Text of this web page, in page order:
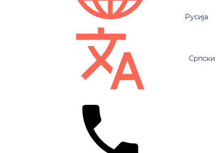
Русија
Српски